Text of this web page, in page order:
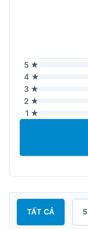
5 ★
4 ★
3 ★
2 ★
1 ★
TẤT CẢ